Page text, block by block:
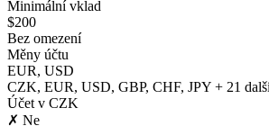
Minimální vklad
$200
Bez omezení
Měny účtu
EUR, USD
CZK, EUR, USD, GBP, CHF, JPY + 21
Účet v CZK
✗ Ne